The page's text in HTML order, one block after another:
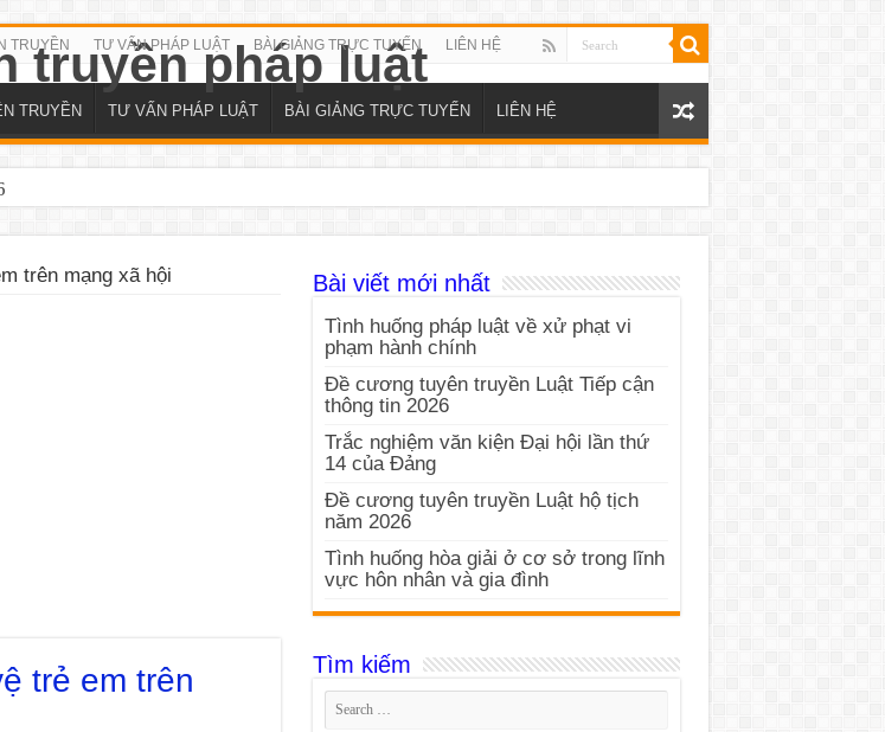
TRUYỀN TƯ VẤN PHÁP LUẬT BÀI GIẢNG TRỰC TUYẾN LIÊN HỆ
TRUYỀN TƯ VẤN PHÁP LUẬT BÀI GIẢNG TRỰC TUYẾN LIÊN HỆ
trên mạng xã hội
trẻ em trên
Bài viết mới nhất
Tình huống pháp luật về xử phạt vi
phạm hành chính
Đề cương tuyên truyền Luật Tiếp cận
thông tin 2026
Trắc nghiệm văn kiện Đại hội lần thứ
14 của Đảng
Đề cương tuyên truyền Luật hộ tịch
năm 2026
Tình huống hòa giải ở cơ sở trong lĩnh
vực hôn nhân và gia đình
Tìm kiếm